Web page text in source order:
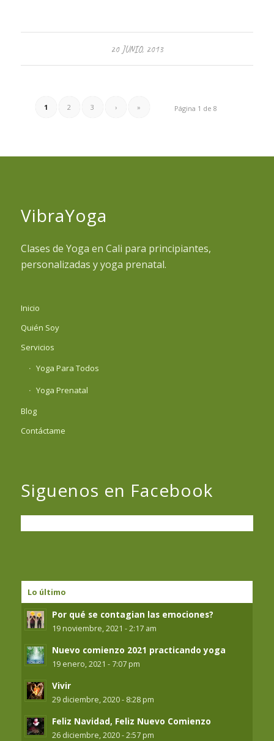
20 JUNIO, 2013
Página 1 de 8
1 2 3 › »
VibraYoga
Clases de Yoga en Cali para principiantes,
personalizadas y yoga prenatal.
Inicio
Quién Soy
Servicios
Yoga Para Todos
Yoga Prenatal
Blog
Contáctame
Siguenos en Facebook
Lo último
Por qué se contagian las emociones?
19 noviembre, 2021 - 2:17 am
Nuevo comienzo 2021 practicando yoga
19 enero, 2021 - 7:07 pm
Vivir
29 diciembre, 2020 - 8:28 pm
Feliz Navidad, Feliz Nuevo Comienzo
26 diciembre, 2020 - 2:57 pm